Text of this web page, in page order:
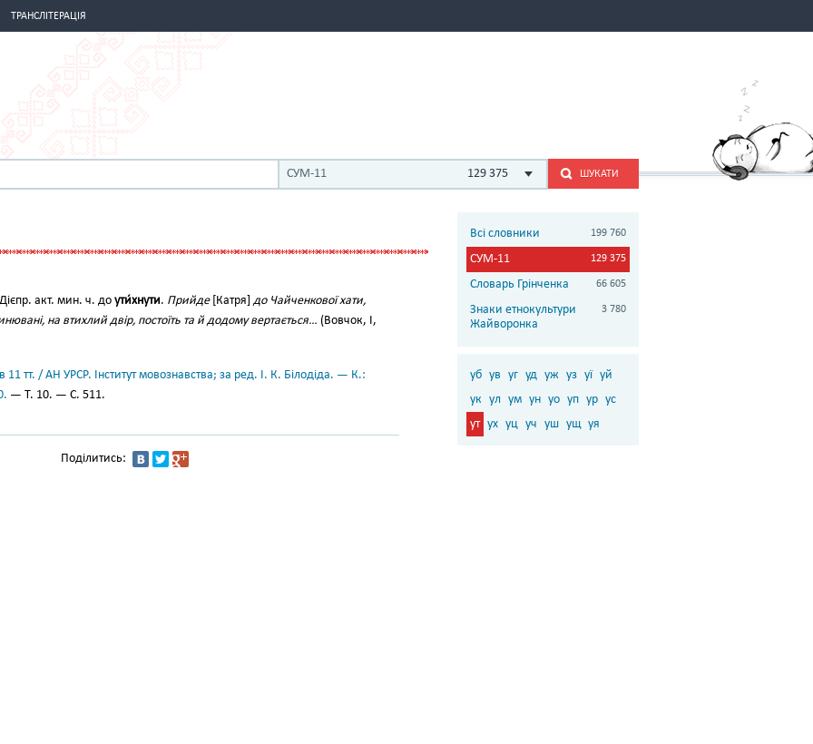
ТРАНСЛІТЕРАЦІЯ
СУМ-11 129 375 ШУКАТИ
акт. мин. ч. до ути́хнути. Прийде[Катря] до Чайченкової хати,
на втихлий двір, постоїть та й додому вертається… (Вовчок, І,
11 тт. / АН УРСР. Інститут мовознавства; за ред. І. К. Білодіда. — К.:
— Т. 10. — С. 511.
Поділитись:
Всі словники 199 760
СУМ-11 129 375
Словарь Грінченка 66 605
Знаки етнокультури
Жайворонка
3 780
уб ув уг уд уж уз уї уй
ук ул ум ун уо уп ур ус
ут ух уц уч уш ущ уя